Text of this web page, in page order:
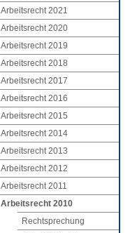
Arbeitsrecht 2021
Arbeitsrecht 2020
Arbeitsrecht 2019
Arbeitsrecht 2018
Arbeitsrecht 2017
Arbeitsrecht 2016
Arbeitsrecht 2015
Arbeitsrecht 2014
Arbeitsrecht 2013
Arbeitsrecht 2012
Arbeitsrecht 2011
Arbeitsrecht 2010
Rechtsprechung